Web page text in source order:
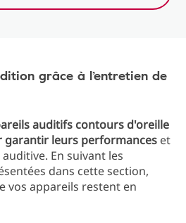
grâce à l’entretien de
auditifs contours d'oreille
garantir leurs performances et
En suivant les
dans cette section,
vos appareils restent en